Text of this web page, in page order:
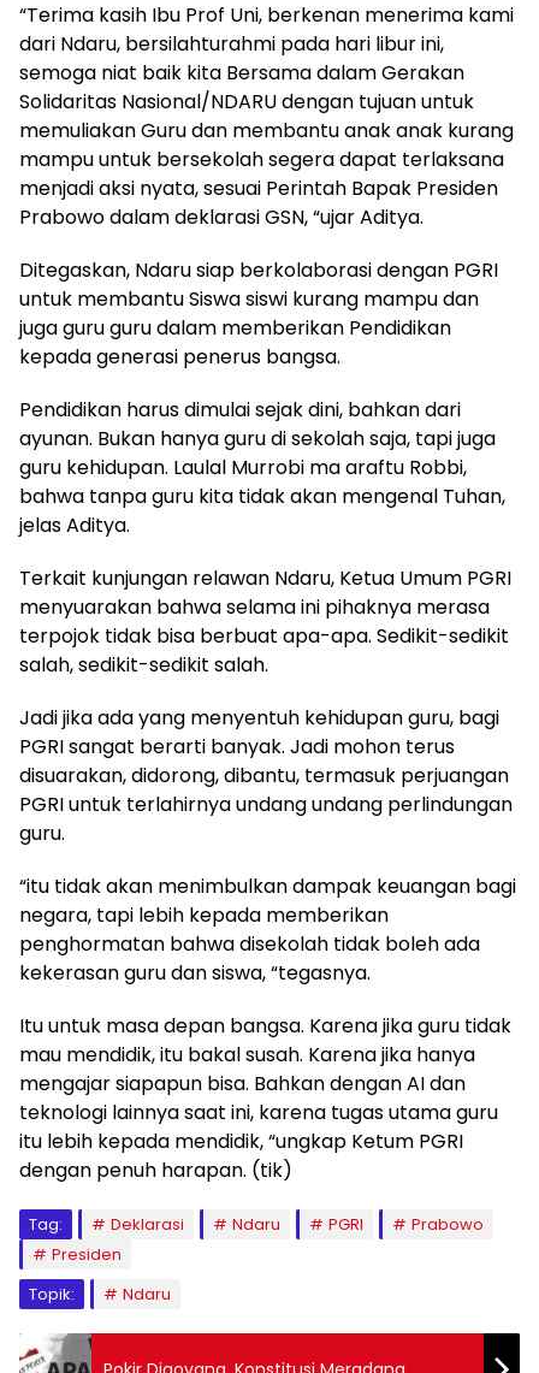
“Terima kasih Ibu Prof Uni, berkenan menerima kami
dari Ndaru, bersilahturahmi pada hari libur ini,
semoga niat baik kita Bersama dalam Gerakan
Solidaritas Nasional/NDARU dengan tujuan untuk
memuliakan Guru dan membantu anak anak kurang
mampu untuk bersekolah segera dapat terlaksana
menjadi aksi nyata, sesuai Perintah Bapak Presiden
Prabowo dalam deklarasi GSN, “ujar Aditya.
Ditegaskan, Ndaru siap berkolaborasi dengan PGRI
untuk membantu Siswa siswi kurang mampu dan
juga guru guru dalam memberikan Pendidikan
kepada generasi penerus bangsa.
Pendidikan harus dimulai sejak dini, bahkan dari
ayunan. Bukan hanya guru di sekolah saja, tapi juga
guru kehidupan. Laulal Murrobi ma araftu Robbi,
bahwa tanpa guru kita tidak akan mengenal Tuhan,
jelas Aditya.
Terkait kunjungan relawan Ndaru, Ketua Umum PGRI
menyuarakan bahwa selama ini pihaknya merasa
terpojok tidak bisa berbuat apa-apa. Sedikit-sedikit
salah, sedikit-sedikit salah.
Jadi jika ada yang menyentuh kehidupan guru, bagi
PGRI sangat berarti banyak. Jadi mohon terus
disuarakan, didorong, dibantu, termasuk perjuangan
PGRI untuk terlahirnya undang undang perlindungan
guru.
“itu tidak akan menimbulkan dampak keuangan bagi
negara, tapi lebih kepada memberikan
penghormatan bahwa disekolah tidak boleh ada
kekerasan guru dan siswa, “tegasnya.
Itu untuk masa depan bangsa. Karena jika guru tidak
mau mendidik, itu bakal susah. Karena jika hanya
mengajar siapapun bisa. Bahkan dengan AI dan
teknologi lainnya saat ini, karena tugas utama guru
itu lebih kepada mendidik, “ungkap Ketum PGRI
dengan penuh harapan. (tik)
Tag: Deklarasi Ndaru PGRI
Prabowo
Presiden
Topik:
Ndaru